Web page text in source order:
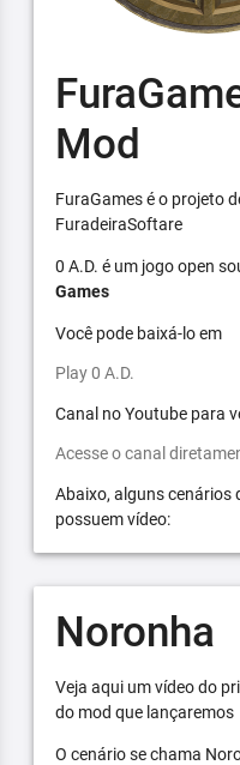
Mod
FuraGames é o projeto
FuradeiraSoftare
0 A.D. é um jogo open
Games
Você pode baixá-lo em
Play 0 A.D.
Canal no Youtube para
Acesse o canal
Abaixo, alguns cenários
possuem vídeo:
Noronha
Veja aqui um vídeo do
do mod que lançaremos
O cenário se chama